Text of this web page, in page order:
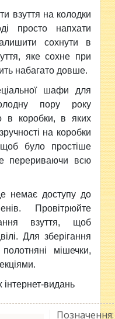
взуття на колодки
просто напхати
сохнути в
яке сохне при
набагато довше.
шафи для
пору року
в коробки, в яких
на коробки
було простіше
перериваючи всю
немає доступу до
Провітрюйте
взуття, щоб
Для зберігання
мішечки,
інтернет-видань
Позначення: